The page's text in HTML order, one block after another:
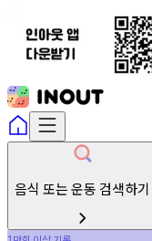
음식 또는 운동 검색하기